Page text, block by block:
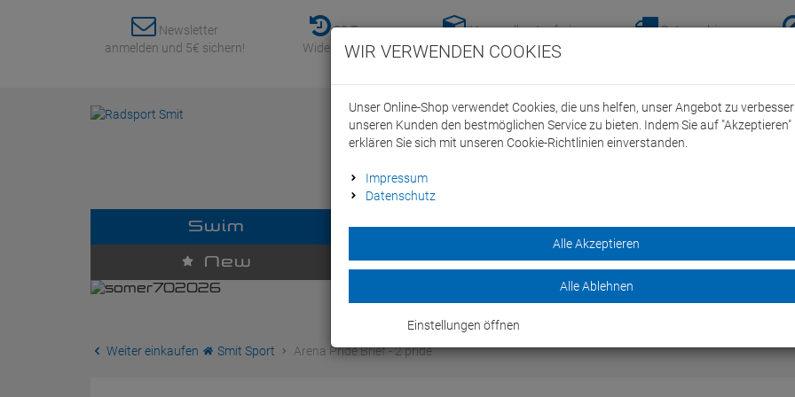
Newsletter
anmelden und 5€ sichern!
30 Tage
Widerrufsrecht
Versandkostenfreie-
Lieferung nach
Retoure hier
Swim Dein Swim Team Bike
New Marken Sale
Weiter einkaufen Smit Sport Arena Pride Brief - 2 pride
WIR VERWENDEN COOKIES
Unser Online-Shop verwendet Cookies, die uns helfen, unser Angebot zu
unseren Kunden den bestmöglichen Service zu bieten. Indem Sie auf "Akzeptieren"
erklären Sie sich mit unseren Cookie-Richtlinien einverstanden.
Impressum
Datenschutz
Alle Akzeptieren
Alle Ablehnen
Einstellungen öffnen